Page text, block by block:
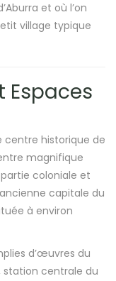
et où l’on
village typique
Espaces
centre historique de
magnifique
coloniale et
capitale du
à environ
d’œuvres du
station centrale du